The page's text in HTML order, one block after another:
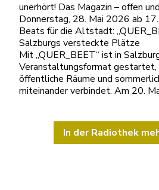
unerhört! Das Magazin – offen
Donnerstag, 28. Mai 2026 ab
Beats für die Altstadt:
Salzburgs versteckte Plätze
Mit „QUER_BEET“ ist in
Veranstaltungsformat gestartet,
öffentliche Räume und
miteinander verbindet. Am 20.
In der Radiothek